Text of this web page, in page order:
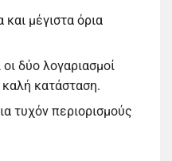
μέγιστα όρια
δύο λογαριασμοί
καλή κατάσταση.
τυχόν περιορισμούς